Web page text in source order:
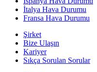
İtalya Hava Durumu
Fransa Hava Durumu
Şirket
Bize Ulaşın
Kariyer
Sıkça Sorulan Sorular